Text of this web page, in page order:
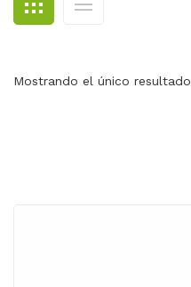
CONTACTO
Mostrando el único resultado